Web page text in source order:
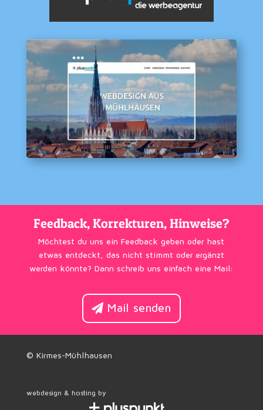
Feedback, Korrekturen, Hinweise?
Möchtest du uns ein Feedback geben oder hast
etwas entdeckt, das nicht stimmt oder ergänzt
werden könnte? Dann schreib uns einfach eine Mail:
Mail senden
© Kirmes-Mühlhausen
webdesign & hosting by